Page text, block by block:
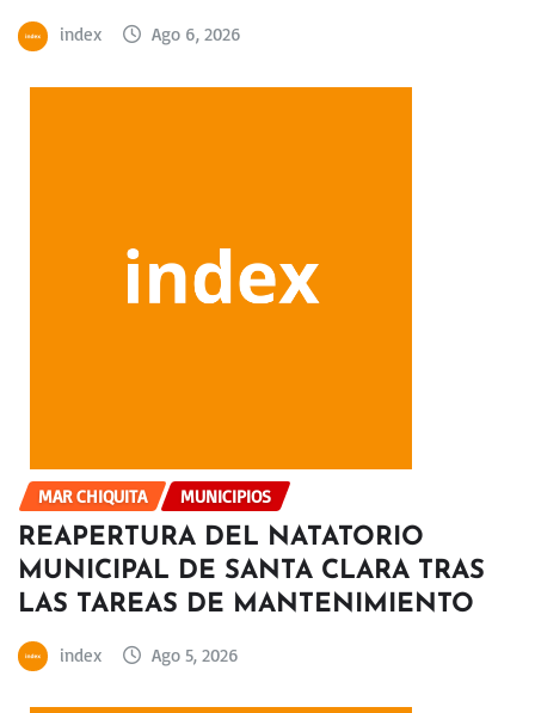
index Ago 6, 2026
MAR CHIQUITA MUNICIPIOS
REAPERTURA DEL NATATORIO
MUNICIPAL DE SANTA CLARA TRAS
LAS TAREAS DE MANTENIMIENTO
index Ago 5, 2026